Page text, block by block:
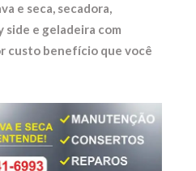
e seca, secadora,
side e geladeira com
custo benefício que você